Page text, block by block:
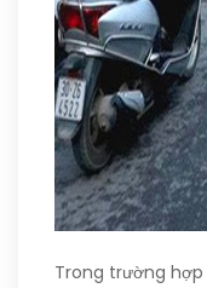
Trong trường